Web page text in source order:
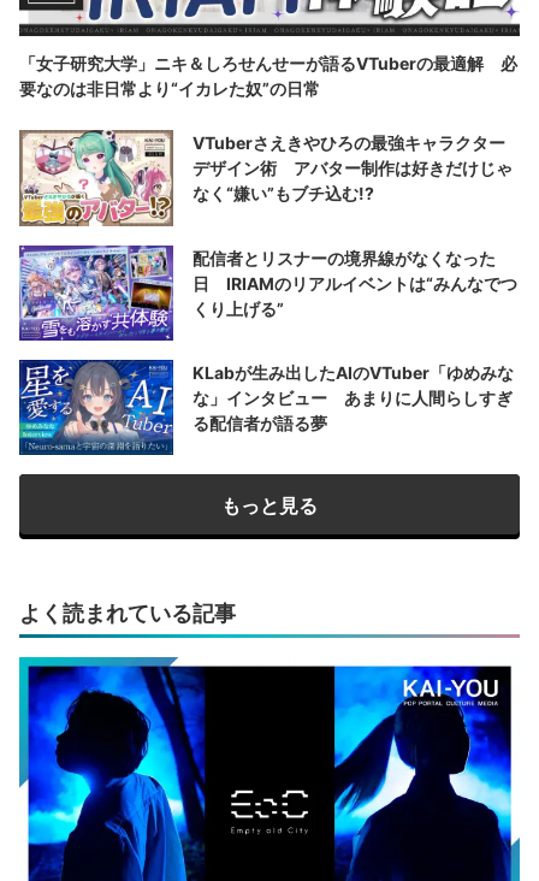
「女子研究大学」ニキ＆しろせんせーが語るVTuberの最適解 必
要なのは非日常より“イカレた奴”の日常
VTuberさえきやひろの最強キャラクター
デザイン術 アバター制作は好きだけじゃ
なく“嫌い”もブチ込む!?
配信者とリスナーの境界線がなくなった
日 IRIAMのリアルイベントは“みんなでつ
くり上げる”
KLabが生み出したAIのVTuber「ゆめみな
な」インタビュー あまりに人間らしすぎ
る配信者が語る夢
もっと見る
よく読まれている記事